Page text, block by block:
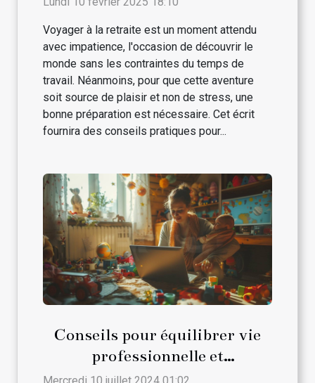
Voyager à la retraite est un moment attendu
avec impatience, l'occasion de découvrir le
monde sans les contraintes du temps de
travail. Néanmoins, pour que cette aventure
soit source de plaisir et non de stress, une
bonne préparation est nécessaire. Cet écrit
fournira des conseils pratiques pour...
Conseils pour équilibrer vie
professionnelle et
responsabilités parentales